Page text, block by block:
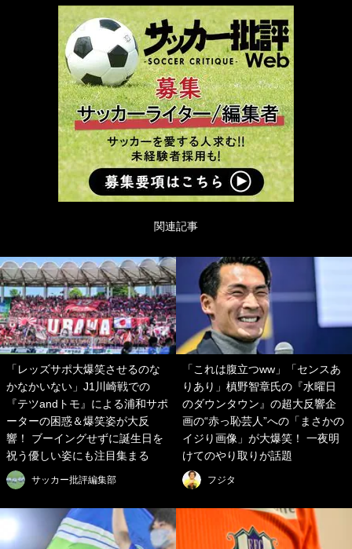
関連記事
「レッズサポ大爆笑させるのな
かなかいない」J1川崎戦での
『テツandトモ』による浦和サポ
ーターの困惑＆爆笑姿が大反
響！ ブーイングせずに誕生日を
祝う優しい姿にも注目集まる
サッカー批評編集部
「これは腹立つww」「センスあ
りあり」槙野智章氏の『水曜日
のダウンタウン』の超大反響企
画の“赤っ恥芸人”への「まさかの
イジり画像」が大爆笑！ 一夜明
けてのやり取りが話題
フジタ